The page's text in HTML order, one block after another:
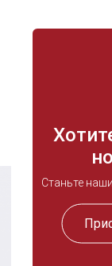
Станьте